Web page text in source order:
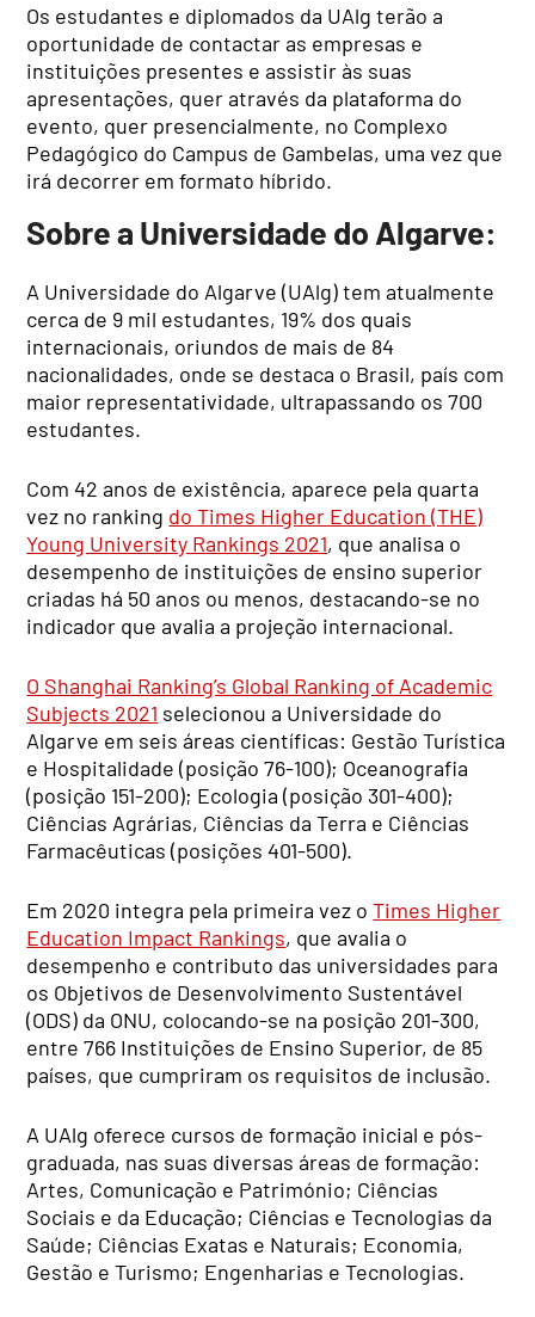
Os estudantes e diplomados da UAlg terão a
oportunidade de contactar as empresas e
instituições presentes e assistir às suas
apresentações, quer através da plataforma do
evento, quer presencialmente, no Complexo
Pedagógico do Campus de Gambelas, uma vez que
irá decorrer em formato híbrido.
Sobre a Universidade do Algarve:
A Universidade do Algarve (UAlg) tem atualmente
cerca de 9 mil estudantes, 19% dos quais
internacionais, oriundos de mais de 84
nacionalidades, onde se destaca o Brasil, país com
maior representatividade, ultrapassando os 700
estudantes.
Com 42 anos de existência, aparece pela quarta
vez no ranking do Times Higher Education (THE)
Young University Rankings 2021, que analisa o
desempenho de instituições de ensino superior
criadas há 50 anos ou menos, destacando-se no
indicador que avalia a projeção internacional.
O Shanghai Ranking’s Global Ranking of Academic
Subjects 2021 selecionou a Universidade do
Algarve em seis áreas científicas: Gestão Turística
e Hospitalidade (posição 76-100); Oceanografia
(posição 151-200); Ecologia (posição 301-400);
Ciências Agrárias, Ciências da Terra e Ciências
Farmacêuticas (posições 401-500).
Em 2020 integra pela primeira vez oTimes Higher
Education Impact Rankings, que avalia o
desempenho e contributo das universidades para
os Objetivos de Desenvolvimento Sustentável
(ODS) da ONU, colocando-se na posição 201-300,
entre 766 Instituições de Ensino Superior, de 85
países, que cumpriram os requisitos de inclusão.
A UAlg oferece cursos de formação inicial e pós-
graduada, nas suas diversas áreas de formação:
Artes, Comunicação e Património; Ciências
Sociais e da Educação; Ciências e Tecnologias da
Saúde; Ciências Exatas e Naturais; Economia,
Gestão e Turismo; Engenharias e Tecnologias.